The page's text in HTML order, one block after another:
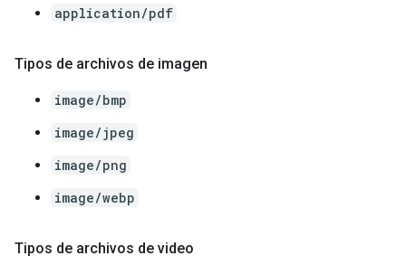
application/pdf
Tipos de archivos de imagen
image/bmp
image/jpeg
image/png
image/webp
Tipos de archivos de video